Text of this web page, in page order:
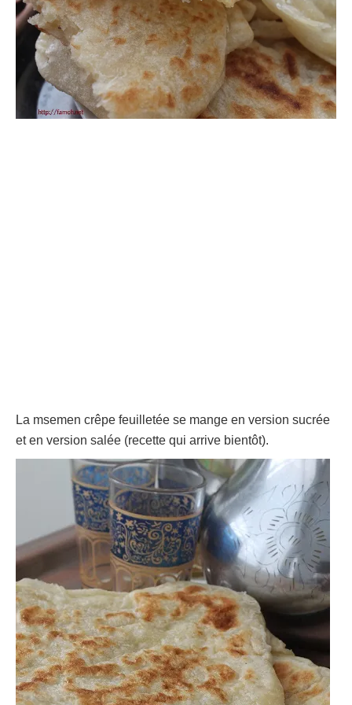
La msemen crêpe feuilletée se mange en version sucrée
et en version salée (recette qui arrive bientôt).